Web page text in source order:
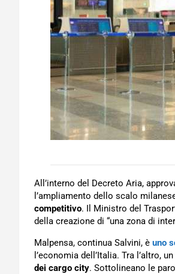
All’interno del Decreto Aria,
l’ampliamento dello scalo
competitivo. Il Ministro del
della creazione di “una zona di
Malpensa, continua Salvini, è uno
l’economia dell’Italia. Tra l’altro,
dei cargo city. Sottolineano le